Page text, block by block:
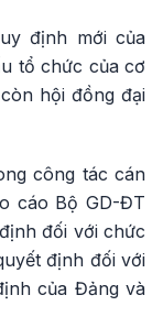
định mới của
tổ chức của cơ
hội đồng đại
công tác cán
cáo Bộ GD-ĐT
đối với chức
định đối với
của Đảng và